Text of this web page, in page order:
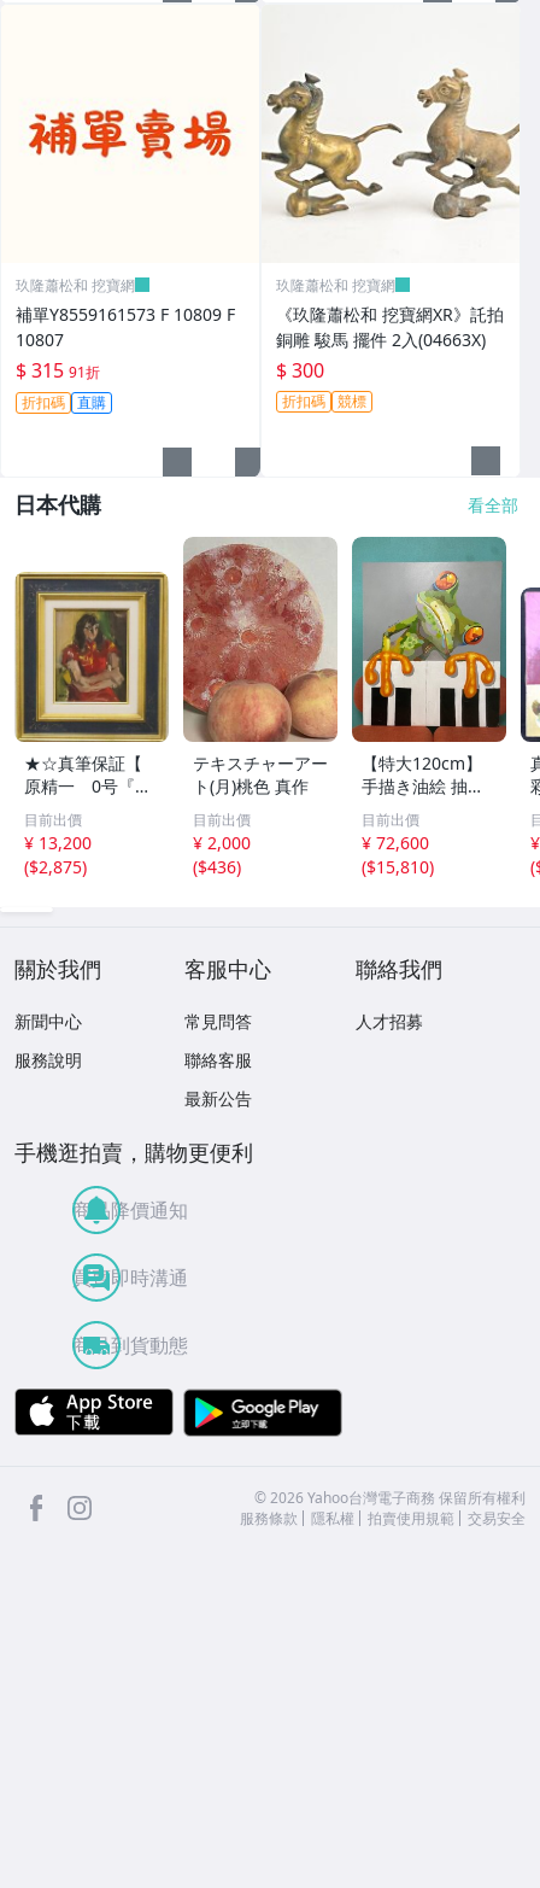
玖隆蕭松和 挖寶網
補單Y8559161573 F 10809 F
10807
$ 315 91折
折扣碼 直購
玖隆蕭松和 挖寶網
《玖隆蕭松和 挖寶網XR》託拍
銅雕 駿馬 擺件 2入(04663X)
$ 300
折扣碼 競標
日本代購 看全部
★☆真筆保証【
原精一 0号『赤
い服』キャンバ
ス・油彩・左下に
サイン キャンバ
ス裏に作家名・題
目前出價
¥ 13,200
($2,875)
テキスチャーアー
ト(月)桃色 真作
目前出價
¥ 2,000
($436)
【特大120cm】
手描き油絵 抽象
画 ポップアート
壁掛け 現代アー
ト サイン有
目前出價
¥ 72,600
($15,810)
(
關於我們
新聞中心
服務說明
客服中心
常見問答
聯絡客服
最新公告
聯絡我們
人才招募
手機逛拍賣，購物更便利
商品降價通知
買賣即時溝通
商品到貨動態
APP Store
facebook ©2026 Yahoo台灣電子商務 保留所有權利
服務條款
隱私權 拍賣使用規範 交易安全